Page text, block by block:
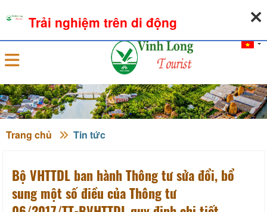
Đăng nhập
Trang chủ Tin tức
Bộ VHTTDL ban hành Thông tư sửa đổi, bổ
sung một số điều của Thông tư
Trải nghiệm trên di động